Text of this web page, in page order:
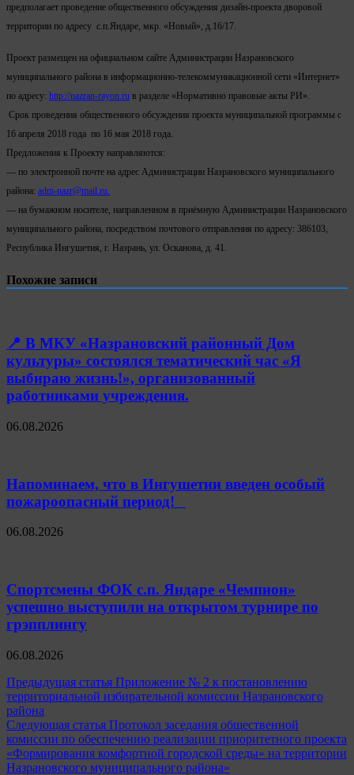
предполагает проведение общественного обсуждения дизайн-проекта дворовой
территории по адресу с.п.Яндаре, мкр. «Новый», д.16/17.
Проект размещен на официальном сайте Администрации Назрановского
муниципального района в информационно-телекоммуникационной сети «Интернет»
по адресу: http://nazran-rayon.ru в разделе «Нормативно правовые акты РИ».
Срок проведения общественного обсуждения проекта муниципальной программы с
16 апреля 2018 года по 16 мая 2018 года.
Предложения к Проекту направляются:
— по электронной почте на адрес Администрации Назрановского муниципального
района: adm-nazr@mail.ru.
— на бумажном носителе, направленном в приёмную Администрации Назрановского
муниципального района, посредством почтового отправления по адресу: 386103,
Республика Ингушетия, г. Назрань, ул. Осканова, д. 41.
Похожие записи
📍 В МКУ «Назрановский районный Дом
культуры» состоялся тематический час «Я
выбираю жизнь!», организованный
работниками учреждения.
06.08.2026
Напоминаем, что в Ингушетии введен особый
пожароопасный период!⁣⁣⠀
06.08.2026
Спортсмены ФОК с.п. Яндаре «Чемпион»
успешно выступили на открытом турнире по
грэпплингу
06.08.2026
Навигация
по
записям
Предыдущая статья Приложение № 2 к постановлению
территориальной избирательной комиссии Назрановского
района
Следующая статья Протокол заседания общественной
комиссии по обеспечению реализации приоритетного проекта
«Формирования комфортной городской среды» на территории
Назрановского муниципального района»